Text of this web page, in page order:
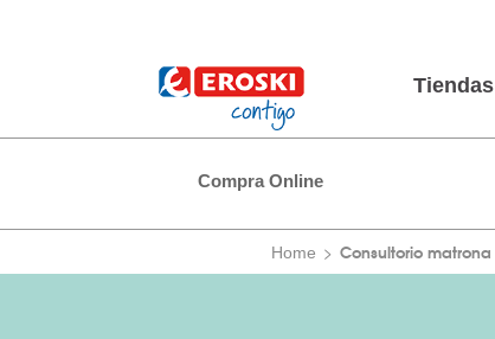
Tiendas
Compra Online
Home Consultorio matrona